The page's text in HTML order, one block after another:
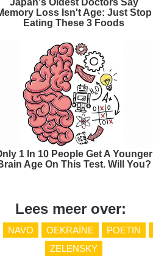
Loss Isn't Age: Just Stop
Eating These 3 Foods
1 In 10 People Get A Younger
Age On This Test. Will You?
Lees meer over:
NAVO OEKRAÏNE POETIN
ZELENSKY